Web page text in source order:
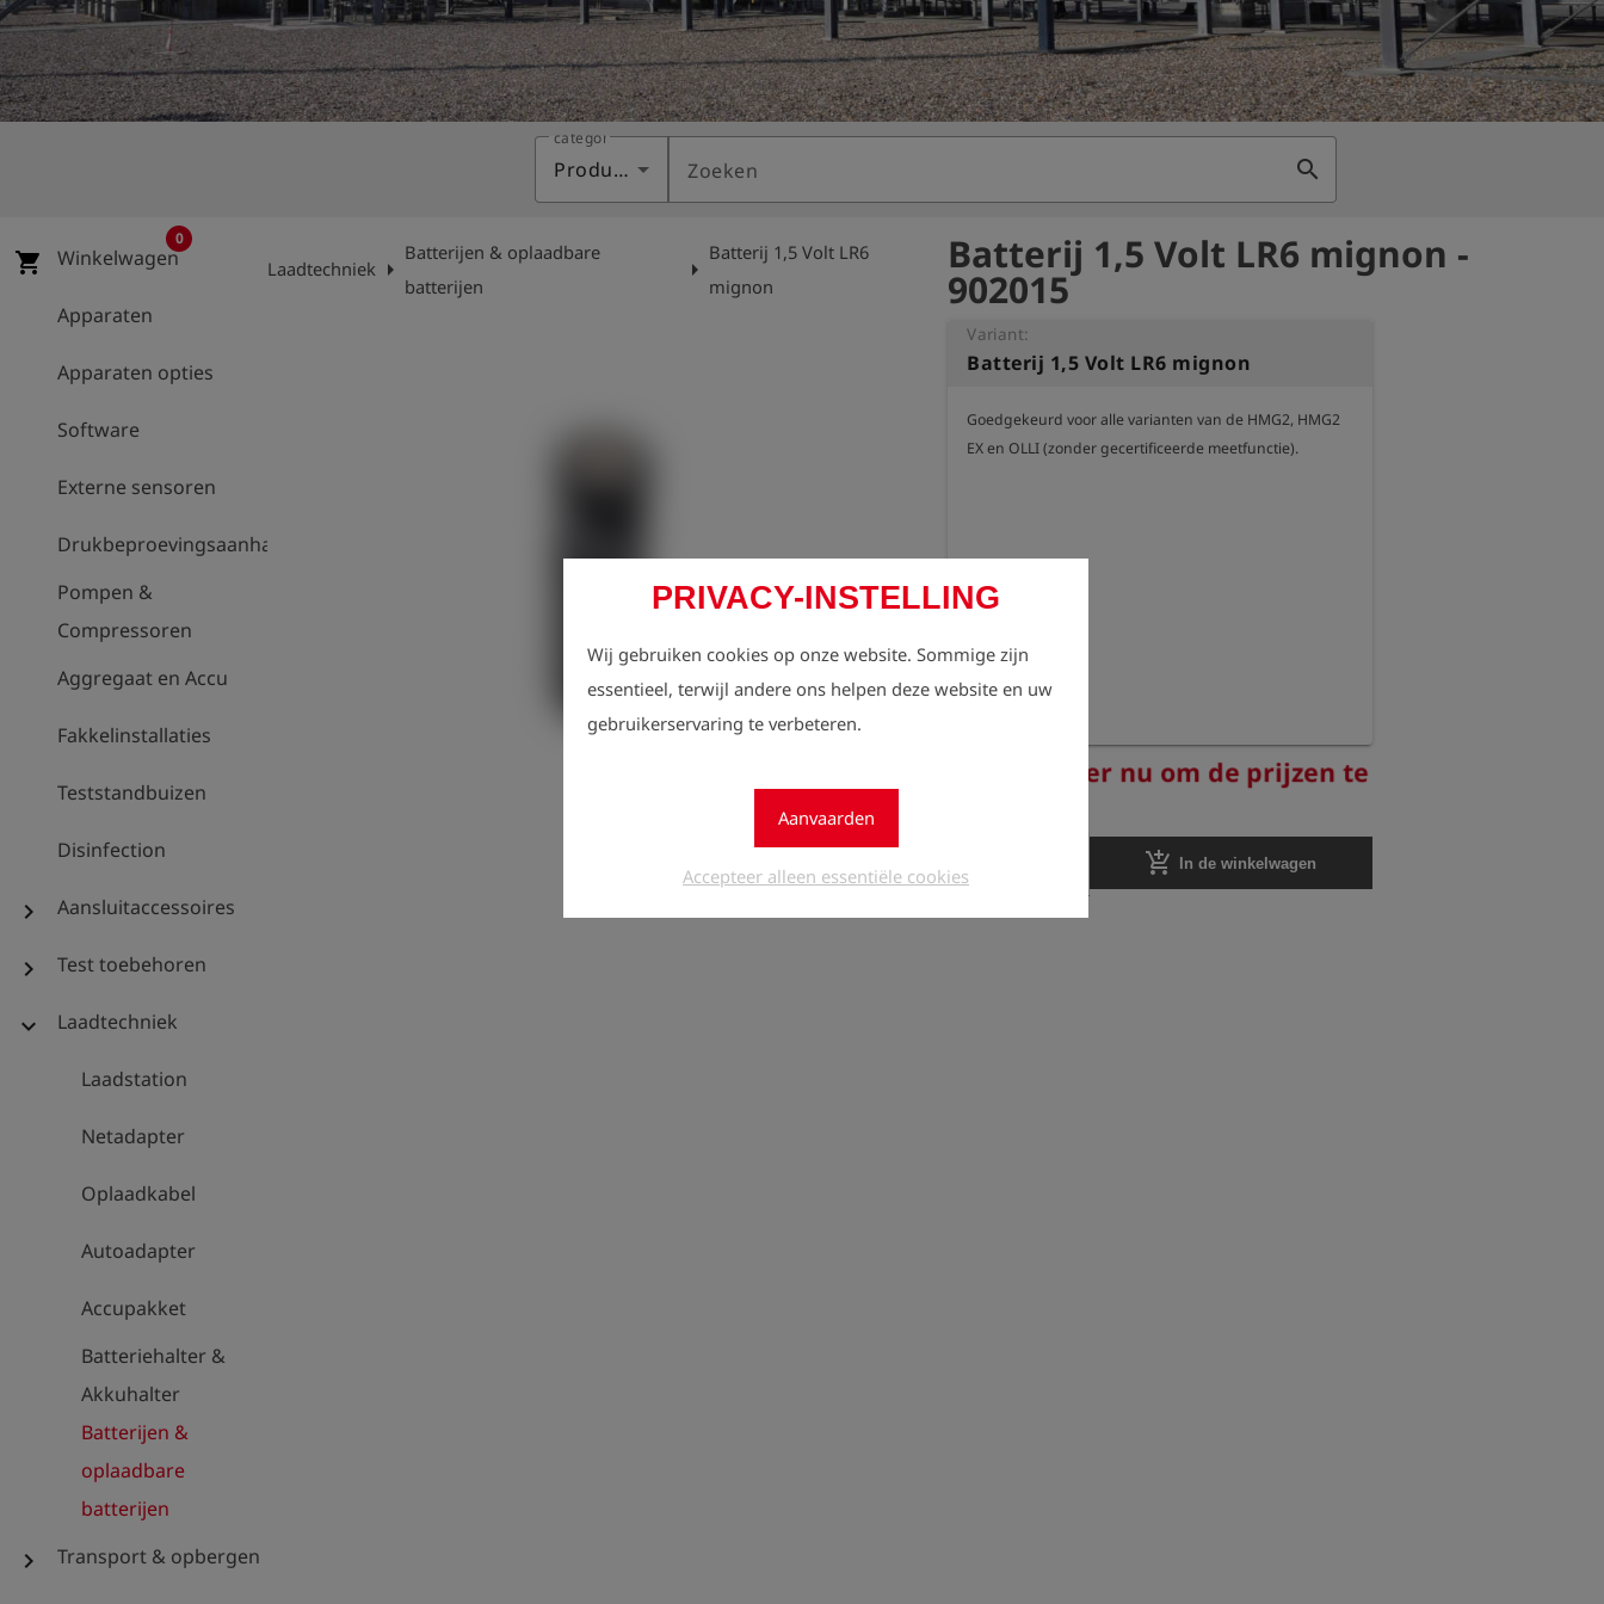
shieldRegistratie
PRIVACY-INSTELLING
Wij gebruiken cookies op onze website. Sommige zijn
essentieel, terwijl andere ons helpen deze website en uw
gebruikerservaring te verbeteren.
Aanvaarden
Accepteer alleen essentiële cookies
categorie
Producten Zoeken search
shopping_cart Winkelwagen
0
Apparaten
Apparaten opties
Software
Externe sensoren
Drukbeproevingsaanhanger
Pompen &
Compressoren
Aggregaat en Accu
Fakkelinstallaties
Teststandbuizen
Disinfection
chevron_right Aansluitaccessoires
chevron_right Test toebehoren
expand_more Laadtechniek
Laadstation
Netadapter
Oplaadkabel
Autoadapter
Accupakket
Batteriehalter &
Akkuhalter
Batterijen &
oplaadbare
batterijen
chevron_right Transport & opbergen
Laadtechniek arrow_right
Batterijen & oplaadbare
batterijen
arrow_right
Batterij 1,5 Volt LR6
mignon
Batterij 1,5 Volt LR6 mignon -
902015
Variant:
Batterij 1,5 Volt LR6 mignon
Goedgekeurd voor alle varianten van de HMG2, HMG2
EX en OLLI (zonder gecertificeerde meetfunctie).
Registreer nu om de prijzen te
1 add_shopping_cart In de winkelwagen